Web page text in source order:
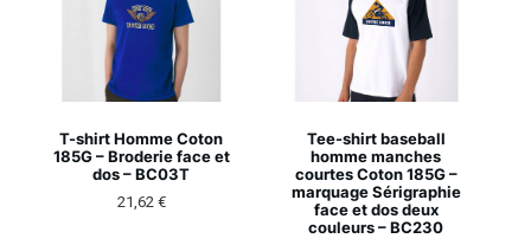
T-shirt Homme Coton
185G – Broderie face et
dos – BC03T
21,62 €
Tee-shirt baseball
homme manches
courtes Coton 185G –
marquage Sérigraphie
face et dos deux
couleurs – BC230